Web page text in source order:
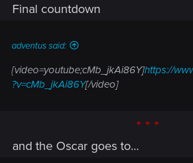
Final countdown
adventus said:
[video=youtube;cMb_jkAi86Y]https://
?v=cMb_jkAi86Y[/video]
* * *
and the Oscar goes to...